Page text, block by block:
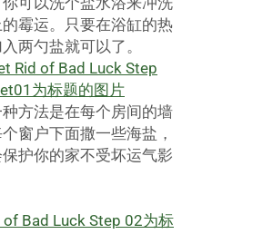
霉运。只要在浴缸的热
两勺盐就可以了。
种方法是在每个房间的墙
窗户下面撒一些海盐，
护你的家不受坏运气影